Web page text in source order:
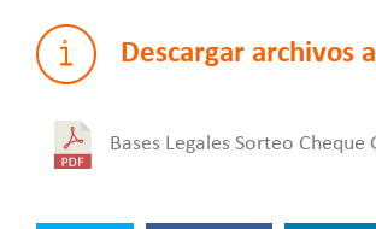
Descargar archivos
Bases Legales Sorteo